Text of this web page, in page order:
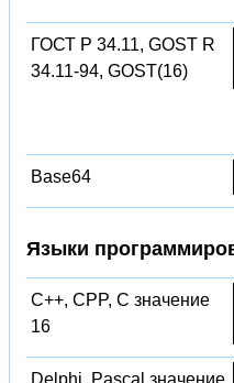
ГОСТ Р 34.11, GOST R
34.11-94, GOST(16)
Base64
Языки
C++, CPP, C значение
16
Delphi, Pascal значение